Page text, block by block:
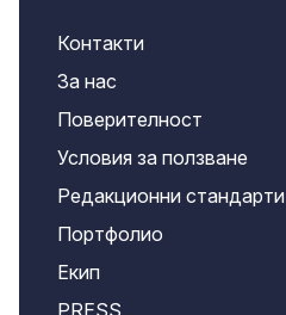
Контакти
За нас
Поверителност
Условия за ползване
Редакционни стандарти
Портфолио
Екип
PRESS